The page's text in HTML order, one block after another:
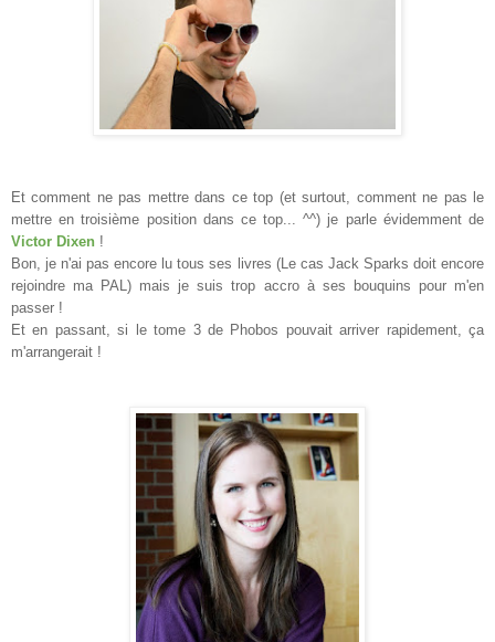
Et comment ne pas mettre dans ce top (et surtout, comment ne pas le
mettre en troisième position dans ce top... ^^) je parle évidemment de
Victor Dixen !
Bon, je n'ai pas encore lu tous ses livres (Le cas Jack Sparks doit encore
rejoindre ma PAL) mais je suis trop accro à ses bouquins pour m'en
passer !
Et en passant, si le tome 3 de Phobos pouvait arriver rapidement, ça
m'arrangerait !